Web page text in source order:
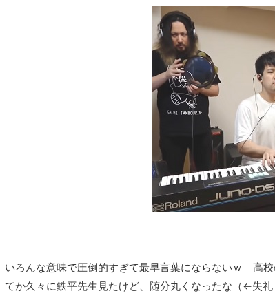
08/08NEWS!! 高市首相の熊本視察「PR動画」批
利とか KDDI、楽天へのローミングを9月末終了とか
【動画】ロシア軍のドローンをネット発射装置で
「ぞわっとした…」カルディで売っているコーヒ
「天才か」いや変態です、宝鐘マリンのルアー
ろい件ほか、8月08日の新着CGまとめ
8月26日にリメイク完結編「FF7リベレーション
レトロパソコンの雑誌掲載プログラムリストを打
お前らの身体の悩み教えてくれ
映画ちいかわ観に行ったので感想を書きます(若干
マケイン9巻＆アニメ公式ガイド感想
いろんな意味で圧倒的すぎて最早言葉にならないｗ 高
てか久々に鉄平先生見たけど、随分丸くなったな（←失礼